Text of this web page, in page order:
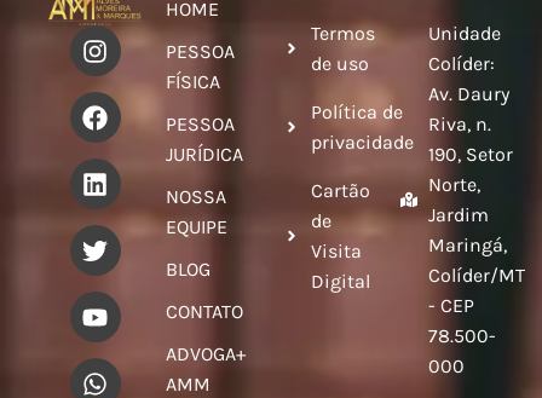
HOME
PESSOA
FÍSICA
PESSOA
JURÍDICA
NOSSA
EQUIPE
BLOG
CONTATO
ADVOGA+
AMM
Termos
de uso
Política de
privacidade
Cartão
de
Visita
Digital
Unidade
Colíder:
Av. Daury
Riva, n.
190, Setor
Norte,
Jardim
Maringá,
Colíder/MT
- CEP
78.500-
000